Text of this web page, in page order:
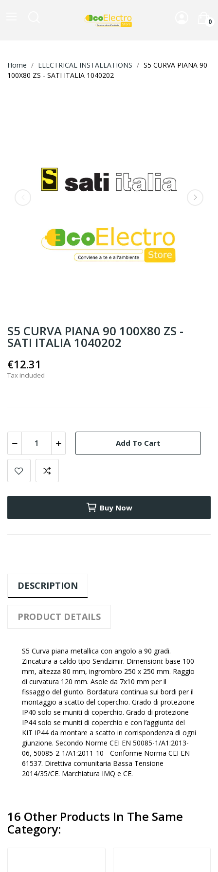
0
Home ELECTRICAL INSTALLATIONS
S5 CURVA PIANA 90
100X80 ZS - SATI ITALIA 1040202
S5 CURVA PIANA 90 100X80 ZS -
SATI ITALIA 1040202
€12.31
Tax included
Add To Cart
Buy Now
DESCRIPTION
PRODUCT DETAILS
S5 Curva piana metallica con angolo a 90 gradi.
Zincatura a caldo tipo Sendzimir. Dimensioni: base 100
mm, altezza 80 mm, ingrombro 250 x 250 mm. Raggio
di curvatura 120 mm. Asole da 7x10 mm per il
fissaggio del giunto. Bordatura continua sui bordi per il
montaggio a scatto del coperchio. Grado di protezione
IP40 solo se muniti di coperchio. Grado di protezione
IP44 solo se muniti di coperchio e con l’aggiunta del
KIT IP44 da montare a scatto in corrispondenza di ogni
giunzione. Secondo Norme CEI EN 50085-1/A1:2013-
06, 50085-2-1/A1:2011-10 - Conforme Norma CEI EN
61537. Direttiva comunitaria Bassa Tensione
2014/35/CE. Marchiatura IMQ e CE.
16 Other Products In The Same
Category: